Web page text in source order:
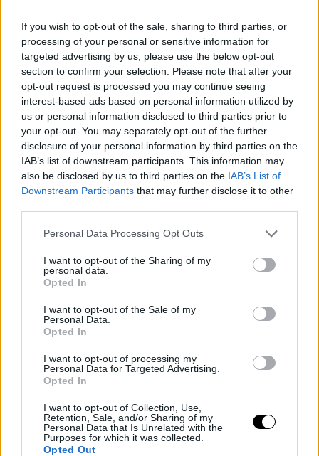
If you wish to opt-out of the sale, sharing to third parties, or
processing of your personal or sensitive information for
targeted advertising by us, please use the below opt-out
section to confirm your selection. Please note that after your
opt-out request is processed you may continue seeing
interest-based ads based on personal information utilized by
us or personal information disclosed to third parties prior to
your opt-out. You may separately opt-out of the further
disclosure of your personal information by third parties on the
IAB’s list of downstream participants. This information may
also be disclosed by us to third parties on the IAB’s List of
Downstream Participants that may further disclose it to other
Personal Data Processing Opt Outs
I want to opt-out of the Sharing of my
personal data.
Opted In
I want to opt-out of the Sale of my
Personal Data.
Opted In
I want to opt-out of processing my
Personal Data for Targeted Advertising.
Opted In
I want to opt-out of Collection, Use,
Retention, Sale, and/or Sharing of my
Personal Data that Is Unrelated with the
Purposes for which it was collected.
Opted Out
La Bahía. LasEstadísticas NBAseñalan que la
franquicia de San Francisco es la segunda con menos
victorias fuera de casa de toda la liga.